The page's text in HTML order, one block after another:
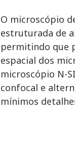
O microscópio
estruturada de
permitindo que
espacial dos
microscópio N-
confocal e
mínimos